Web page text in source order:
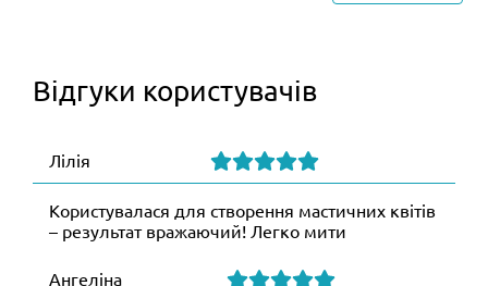
Відгуки користувачів
Лілія
Користувалася для створення мастичних квітів
– результат вражаючий! Легко мити
Ангеліна